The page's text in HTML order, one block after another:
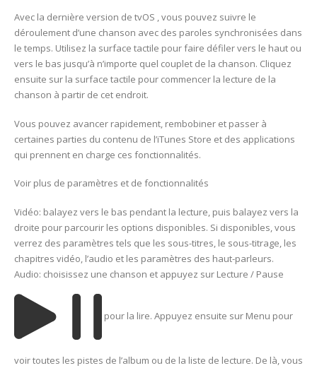
Avec la dernière version de tvOS , vous pouvez suivre le
déroulement d’une chanson avec des paroles synchronisées dans
le temps. Utilisez la surface tactile pour faire défiler vers le haut ou
vers le bas jusqu’à n’importe quel couplet de la chanson. Cliquez
ensuite sur la surface tactile pour commencer la lecture de la
chanson à partir de cet endroit.
Vous pouvez avancer rapidement, rembobiner et passer à
certaines parties du contenu de l’iTunes Store et des applications
qui prennent en charge ces fonctionnalités.
Voir plus de paramètres et de fonctionnalités
Vidéo: balayez vers le bas pendant la lecture, puis balayez vers la
droite pour parcourir les options disponibles. Si disponibles, vous
verrez des paramètres tels que les sous-titres, le sous-titrage, les
chapitres vidéo, l’audio et les paramètres des haut-parleurs.
Audio: choisissez une chanson et appuyez sur Lecture / Pause
pour la lire. Appuyez ensuite sur Menu pour
voir toutes les pistes de l’album ou de la liste de lecture. De là, vous